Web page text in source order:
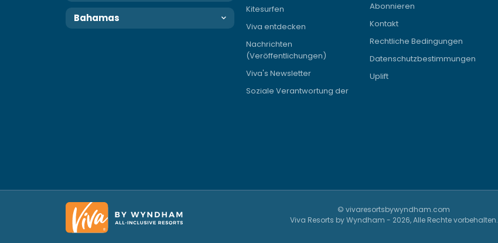
Bahamas
Kitesurfen
Viva entdecken
Nachrichten
(Veröffentlichungen)
Viva's Newsletter
Soziale Verantwortung der
Abonnieren
Kontakt
Rechtliche Bedingungen
Datenschutzbestimmungen
Uplift
© vivaresortsbywyndham.com
Viva Resorts by Wyndham - 2026, Alle Rechte vorbehalten.